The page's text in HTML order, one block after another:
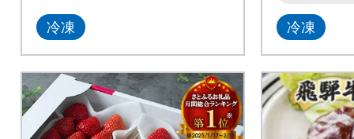
冷凍 冷凍